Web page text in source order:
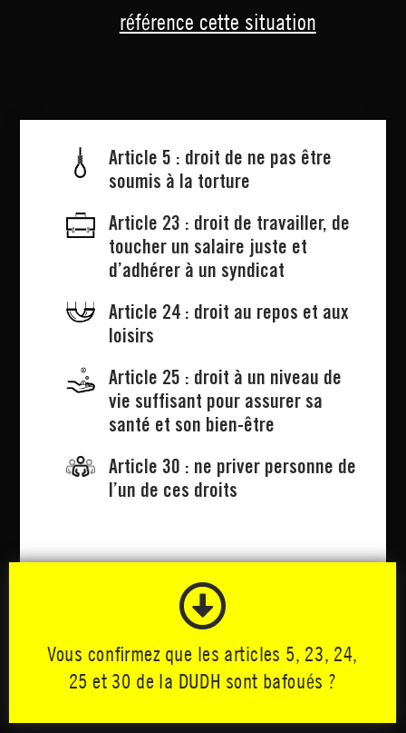
référence cette situation
Article 5 : droit de ne pas être
soumis à la torture
Article 23 : droit de travailler, de
toucher un salaire juste et
d’adhérer à un syndicat
Article 24 : droit au repos et aux
loisirs
Article 25 : droit à un niveau de
vie suffisant pour assurer sa
santé et son bien-être
Article 30 : ne priver personne de
l’un de ces droits

Vous confirmez que les articles 5, 23, 24,
25 et 30 de la DUDH sont bafoués ?